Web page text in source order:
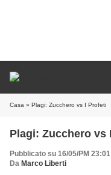
Casa » Plagi: Zucchero vs I Profeti
Plagi: Zucchero vs
Pubblicato su 16/05/PM 23:01
Da Marco Liberti